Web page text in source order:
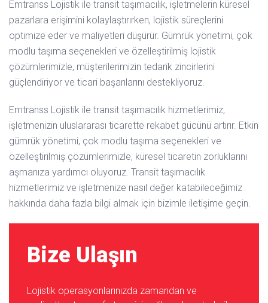
Emtranss Lojistik ile transit taşımacılık, işletmelerin küresel
pazarlara erişimini kolaylaştırırken, lojistik süreçlerini
optimize eder ve maliyetleri düşürür. Gümrük yönetimi, çok
modlu taşıma seçenekleri ve özelleştirilmiş lojistik
çözümlerimizle, müşterilerimizin tedarik zincirlerini
güçlendiriyor ve ticari başarılarını destekliyoruz.
Emtranss Lojistik ile transit taşımacılık hizmetlerimiz,
işletmenizin uluslararası ticarette rekabet gücünü artırır. Etkin
gümrük yönetimi, çok modlu taşıma seçenekleri ve
özelleştirilmiş çözümlerimizle, küresel ticaretin zorluklarını
aşmanıza yardımcı oluyoruz. Transit taşımacılık
hizmetlerimiz ve işletmenize nasıl değer katabileceğimiz
hakkında daha fazla bilgi almak için bizimle iletişime geçin.
Bize Ulaşın
Lojistik operasyonlarınızda zamandan ve